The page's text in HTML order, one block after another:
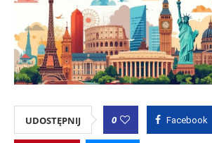
UDOSTĘPNIJ 0 Facebook